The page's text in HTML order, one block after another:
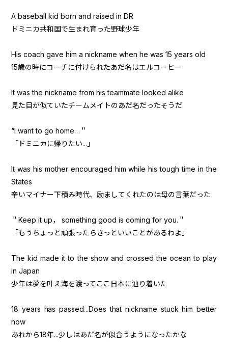
A baseball kid born and raised in DR
ドミニカ共和国で生まれ育った野球少年
His coach gave him a nickname when he was 15 years old
15歳の時にコーチに付けられたあだ名はエルコーヒー
It was the nickname from his teammate looked alike
見た目が似ていたチームメイトのあだ名だったそうだ
“I want to go home…＂
「ドミニカに帰りたい...」
It was his mother encouraged him while his tough time in the
States
辛いマイナー下積み時代、励ましてくれたのは母の言葉だった
＂Keep it up， something good is coming for you.＂
「もうちょっと頑張ったらきっといいことがあるわよ」
The kid made it to the show and crossed the ocean to play
in Japan
少年は夢を叶え海を渡ってここ日本に辿り着いた
18 years has passed...Does that nickname stuck him better
now
あれから18年...少しはあだ名が似合うようになったかな